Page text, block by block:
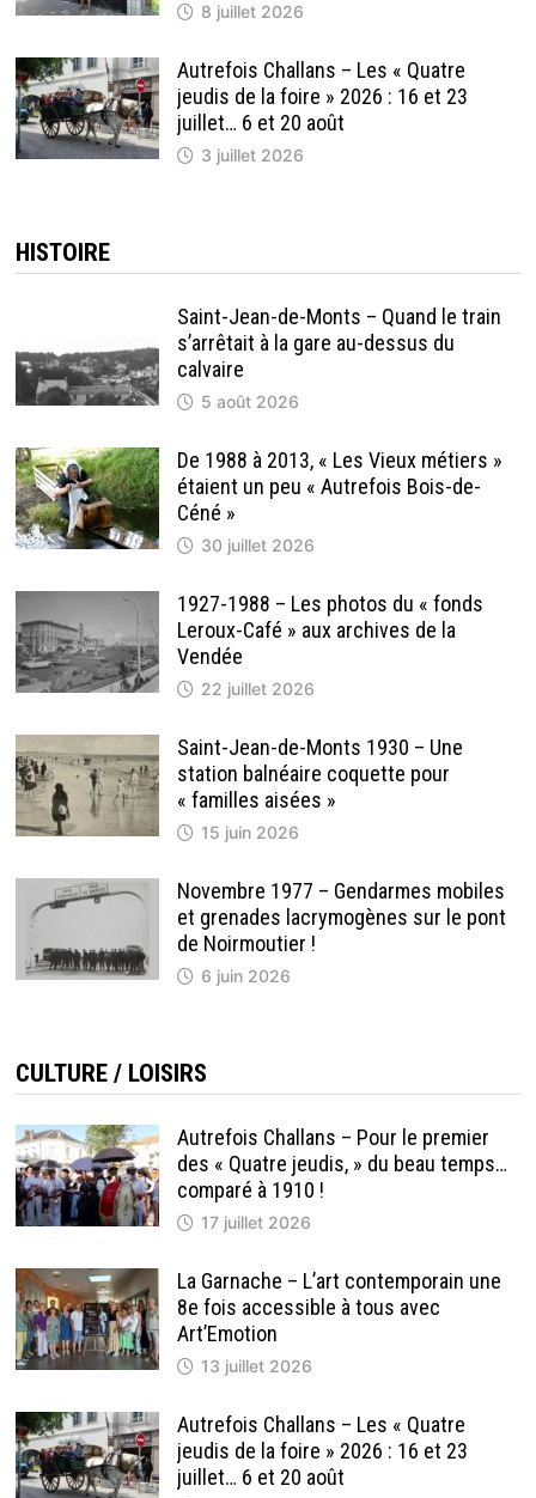
8 juillet 2026
Autrefois Challans – Les « Quatre
jeudis de la foire » 2026 : 16 et 23
juillet… 6 et 20 août
3 juillet 2026
HISTOIRE
Saint-Jean-de-Monts – Quand le train
s’arrêtait à la gare au-dessus du
calvaire
5 août 2026
De 1988 à 2013, « Les Vieux métiers »
étaient un peu « Autrefois Bois-de-
Céné »
30 juillet 2026
1927-1988 – Les photos du « fonds
Leroux-Café » aux archives de la
Vendée
22 juillet 2026
Saint-Jean-de-Monts 1930 – Une
station balnéaire coquette pour
« familles aisées »
15 juin 2026
Novembre 1977 – Gendarmes mobiles
et grenades lacrymogènes sur le pont
de Noirmoutier !
6 juin 2026
CULTURE / LOISIRS
Autrefois Challans – Pour le premier
des « Quatre jeudis, » du beau temps…
comparé à 1910 !
17 juillet 2026
La Garnache – L’art contemporain une
8e fois accessible à tous avec
Art’Emotion
13 juillet 2026
Autrefois Challans – Les « Quatre
jeudis de la foire » 2026 : 16 et 23
juillet… 6 et 20 août